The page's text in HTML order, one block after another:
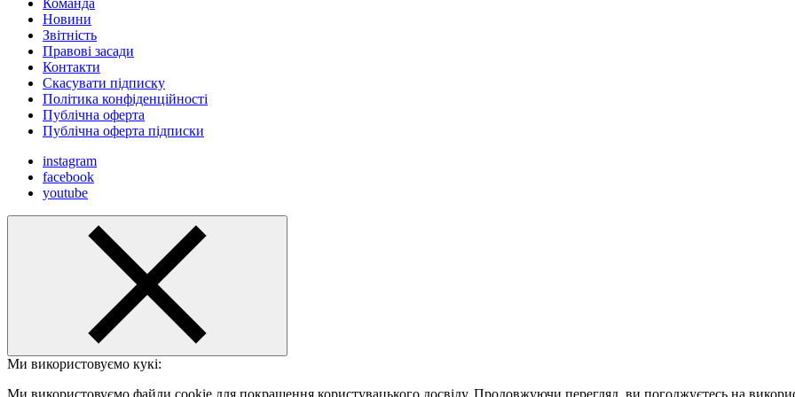
Команда
Новини
Звітність
Правові засади
Контакти
Скасувати підписку
Політика конфіденційності
Публічна оферта
Публічна оферта підписки
instagram
facebook
youtube
Ми використовуємо кукі: